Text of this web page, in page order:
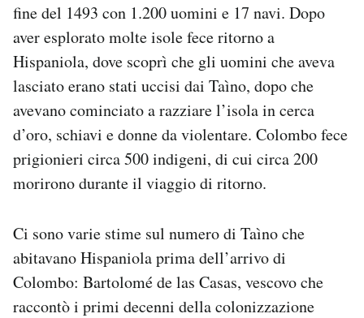
fine del 1493 con 1.200 uomini e 17 navi. Dopo
aver esplorato molte isole fece ritorno a
Hispaniola, dove scoprì che gli uomini che aveva
lasciato erano stati uccisi dai Taìno, dopo che
avevano cominciato a razziare l’isola in cerca
d’oro, schiavi e donne da violentare. Colombo fece
prigionieri circa 500 indigeni, di cui circa 200
morirono durante il viaggio di ritorno.
Ci sono varie stime sul numero di Taìno che
abitavano Hispaniola prima dell’arrivo di
Colombo: Bartolomé de las Casas, vescovo che
raccontò i primi decenni della colonizzazione